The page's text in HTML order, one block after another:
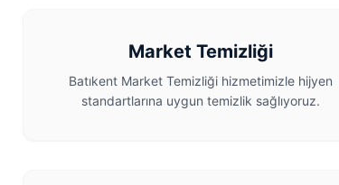
Market Temizliği
Batıkent Market Temizliği hizmetimizle hijyen
standartlarına uygun temizlik sağlıyoruz.